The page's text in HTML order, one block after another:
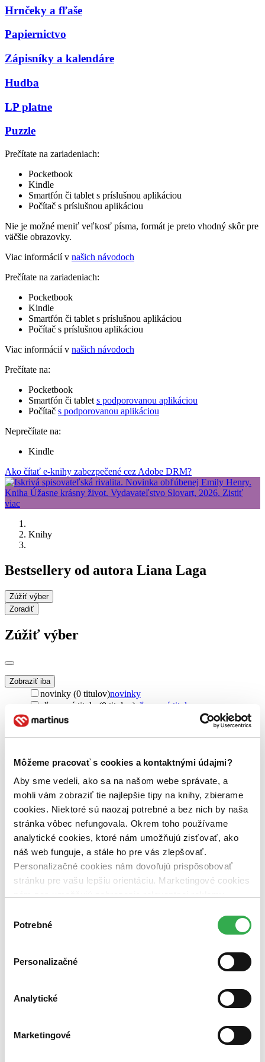
Môžeme pracovať s cookies a kontaktnými údajmi?
Aby sme vedeli, ako sa na našom webe správate, a
mohli vám zobraziť tie najlepšie tipy na knihy, zbierame
cookies. Niektoré sú naozaj potrebné a bez nich by naša
stránka vôbec nefungovala. Okrem toho používame
analytické cookies, ktoré nám umožňujú zisťovať, ako
náš web funguje, a stále ho pre vás zlepšovať.
Personalizačné cookies nám dovoľujú prispôsobovať
stránku pre vašu lepšiu orientáciu. Marketingové cookies
nám pomohlo, keby sme mohli používať všetky tieto
súhlasu
Potrebné
Personalizačné
Analytické
Marketingové
Hrnčeky a fľaše
Papiernictvo
Zápisníky a kalendáre
Hudba
LP platne
Puzzle
Prečítate na zariadeniach:
Pocketbook
Kindle
Smartfón či tablet s príslušnou aplikáciou
Počítač s príslušnou aplikáciou
Nie je možné meniť veľkosť písma, formát je preto vhodný skôr pre
väčšie obrazovky.
Viac informácií v našich návodoch
Prečítate na zariadeniach:
Pocketbook
Kindle
Smartfón či tablet s príslušnou aplikáciou
Počítač s príslušnou aplikáciou
Viac informácií v našich návodoch
Prečítate na:
Pocketbook
Smartfón či tablet s podporovanou aplikáciou
Počítač s podporovanou aplikáciou
Neprečítate na:
Kindle
Ako čítať e-knihy zabezpečené cez Adobe DRM?
Knihy
Bestsellery od autora Liana Laga
Zúžiť výber
Zoradiť
Zúžiť výber
Zobraziť iba
novinky (0 titulov)novinky
zľavnené tituly (0 titulov) zľavnené tituly
Dostupnosť
na centrálnom sklade (0 titulov)na centrálnom sklade
pripravujeme (0 titulov)pripravujeme
vypredaných)
Nové / čítané
nová (0 titulov)
čítaná (0 titulov)čítaná
čítaná - výborný stav (0 titulov)čítaná - výborný stav
čítaná - mierne opotrebovaná (0 titulov)čítaná - mierne
opotrebovaná
čítané verzie vypredaných kníh (0 titulov)čítané verzie
vypredaných kníh
Top hodnotené
Najlacnejšie